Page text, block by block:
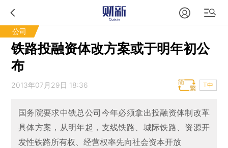
公司
铁路投融资体改方案或于明年初公
布
2013年07月29日 18:36 T中
国务院要求中铁总公司今年必须拿出投融资体制改革
具体方案，从明年起，支线铁路、城际铁路、资源开
发性铁路所有权、经营权率先向社会资本开放